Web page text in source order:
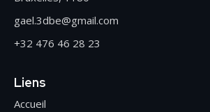
gael.3dbe@gmail.com
+32 476 46 28 23
Liens
Accueil